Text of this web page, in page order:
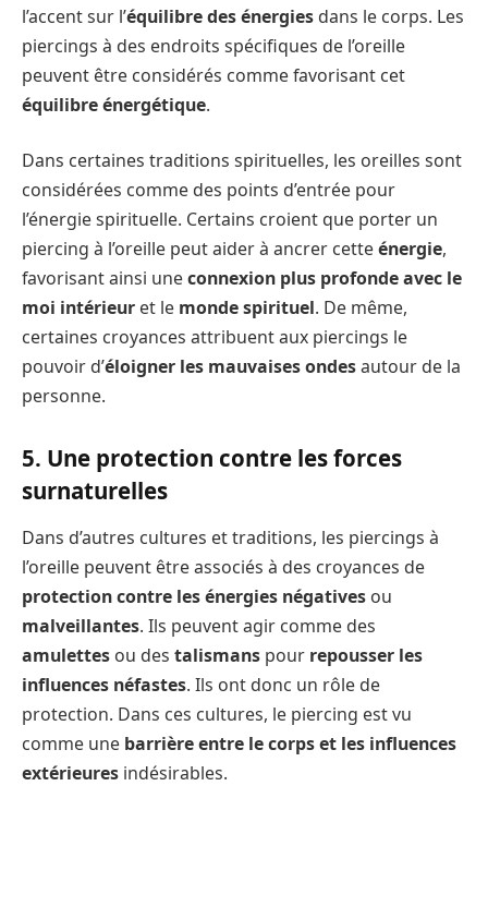
l’accent sur l’équilibre des énergies dans le corps. Les
piercings à des endroits spécifiques de l’oreille
peuvent être considérés comme favorisant cet
équilibre énergétique.
Dans certaines traditions spirituelles, les oreilles sont
considérées comme des points d’entrée pour
l’énergie spirituelle. Certains croient que porter un
piercing à l’oreille peut aider à ancrer cetteénergie,
favorisant ainsi uneconnexion plus profonde avec le
moi intérieur et le monde spirituel. De même,
certaines croyances attribuent aux piercings le
pouvoir d’éloigner les mauvaises ondesautour de la
personne.
5. Une protection contre les forces
surnaturelles
Dans d’autres cultures et traditions, les piercings à
l’oreille peuvent être associés à des croyances de
protection contre les énergies négatives ou
malveillantes. Ils peuvent agir comme des
amulettes ou des talismans pour repousser les
influences néfastes. Ils ont donc un rôle de
protection. Dans ces cultures, le piercing est vu
comme une barrière entre le corps et les influences
extérieures indésirables.